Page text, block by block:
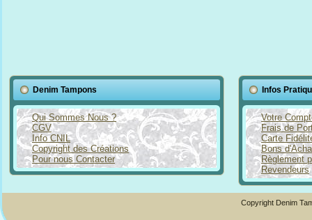
Denim Tampons
Qui Sommes Nous ?
CGV
Info CNIL
Copyright des Créations
Pour nous Contacter
Infos
Votre
Frais de
Carte
Bons
Règlement
Revendeurs
Copyright Denim